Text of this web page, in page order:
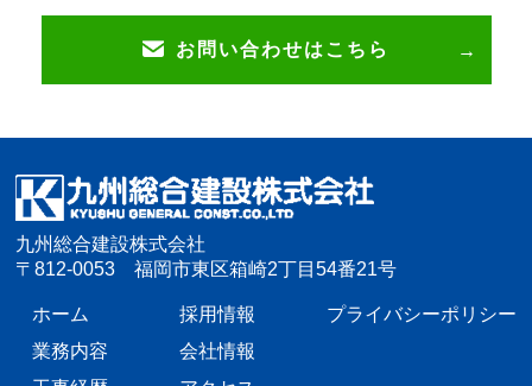
お問い合わせはこちら
九州総合建設株式会社
〒812-0053 福岡市東区箱崎2丁目54番21号
ホーム
業務内容
採用情報
会社情報
プライバシーポリシー